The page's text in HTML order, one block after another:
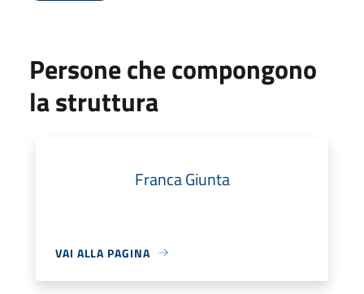
Persone che compongono
la struttura
Franca Giunta
VAI ALLA PAGINA